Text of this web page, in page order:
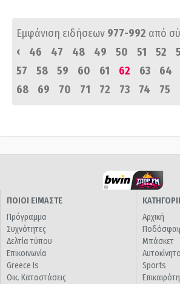
Εμφάνιση ειδήσεων 977-992 από
‹
46 47 48 49 50 51 52
57
58 59 60 61 62 63 64
68
69 70 71 72 73 74 75
ΠΟΙΟΙ ΕΙΜΑΣΤΕ
Πρόγραμμα
Συχνότητες
Δελτία τύπου
Επικοινωνία
Greece Is
Οικ. Καταστάσεις
Αρχική
Μπάσκετ
Αυτοκίνητο
Sports